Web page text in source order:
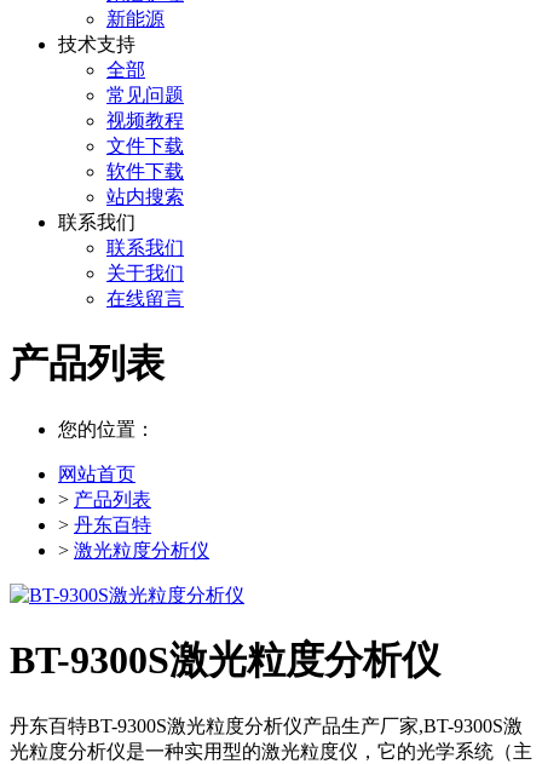
新能源
技术支持
全部
常见问题
视频教程
文件下载
软件下载
站内搜索
联系我们
联系我们
关于我们
在线留言
产品列表
您的位置：
网站首页
> 产品列表
> 丹东百特
> 激光粒度分析仪
BT-9300S激光粒度分析仪
丹东百特BT-9300S激光粒度分析仪产品生产厂家,BT-9300S激
光粒度分析仪是一种实用型的激光粒度仪，它的光学系统（主